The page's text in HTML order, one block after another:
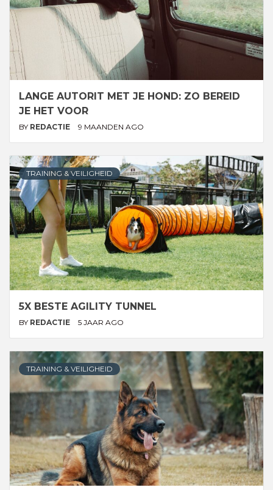
LANGE AUTORIT MET JE HOND: ZO BEREID
JE HET VOOR
BY REDACTIE 9 MAANDEN AGO
TRAINING & VEILIGHEID
5X BESTE AGILITY TUNNEL
BY REDACTIE 5 JAAR AGO
TRAINING & VEILIGHEID